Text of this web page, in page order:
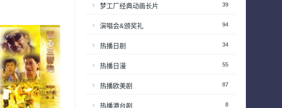
梦工厂经典动画长片 39
演唱会&颁奖礼 94
热播日剧 34
热播日漫 55
热播欧美剧 87
热播港台剧 8